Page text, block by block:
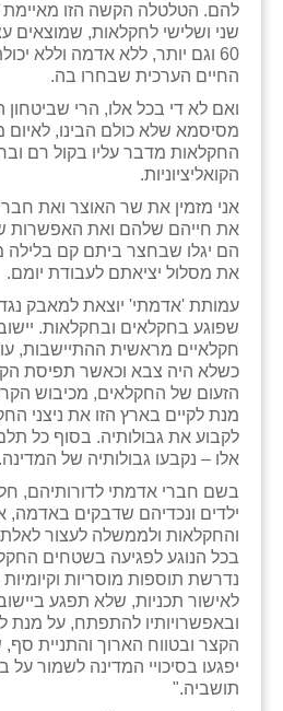
להם. הטלטלה הקשה הזו מאיימת
60 וגם יותר, ללא אדמה וללא
החיים הערכית שבחרו בה.
ואם לא די בכל אלו, הרי שביטחון
מסיסמא שלא כולם הבינו,
החקלאות מדבר עליו בקול רם
הקואליציוניות.
אני מזמין את שר האוצר ואת
את חייהם שלהם ואת האפשרות
הם יגלו שבחצר ביתם קם
את מסלול יציאתם לעבודת יומם.
עמותת 'אדמתי' יוצאת למאבק
שפוגע בחקלאים ובחקלאות.
חקלאיים מראשית ההתיישבות,
כשלא היה צבא וכאשר תפיסת
הזעום של החקלאים, מכיבוש
מנת לקיים בארץ הזו את ניצני
לקבוע את גבולותיה. בסוף כל
אלו – נקבעו גבולותיה של המדינה.
בשם חברי אדמתי לדורותיהם,
ילדים ונכדיהם שדבקים באדמה,
והחקלאות ולממשלה לעצור
בכל הנוגע לפגיעה בשטחים
נדרשת תוספות מוסריות
לאישור תכניות, שלא תפגע ביישוב
ובאפשרויותיו להתפתח, על מנת
הקצר ובטווח הארוך והתניית
יפגעו בסיכויי המדינה לשמור על
תושביה."
רמות השבים
רמת הדר
שבי ציון
שדה ורבורג
שדה צבי
שדמה
תלמי יוסף
בוסתן הגליל